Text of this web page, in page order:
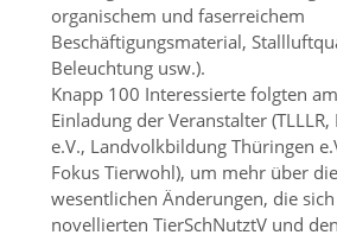
organischem und faserreichem
Beschäftigungsmaterial,
Beleuchtung usw.).
Knapp 100 Interessierte folgten
Einladung der Veranstalter (TLLLR,
e.V., Landvolkbildung Thüringen
Fokus Tierwohl), um mehr über
wesentlichen Änderungen, die
novellierten TierSchNutztV und den